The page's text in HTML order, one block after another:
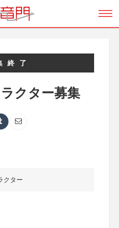
終了
クター募集
クター